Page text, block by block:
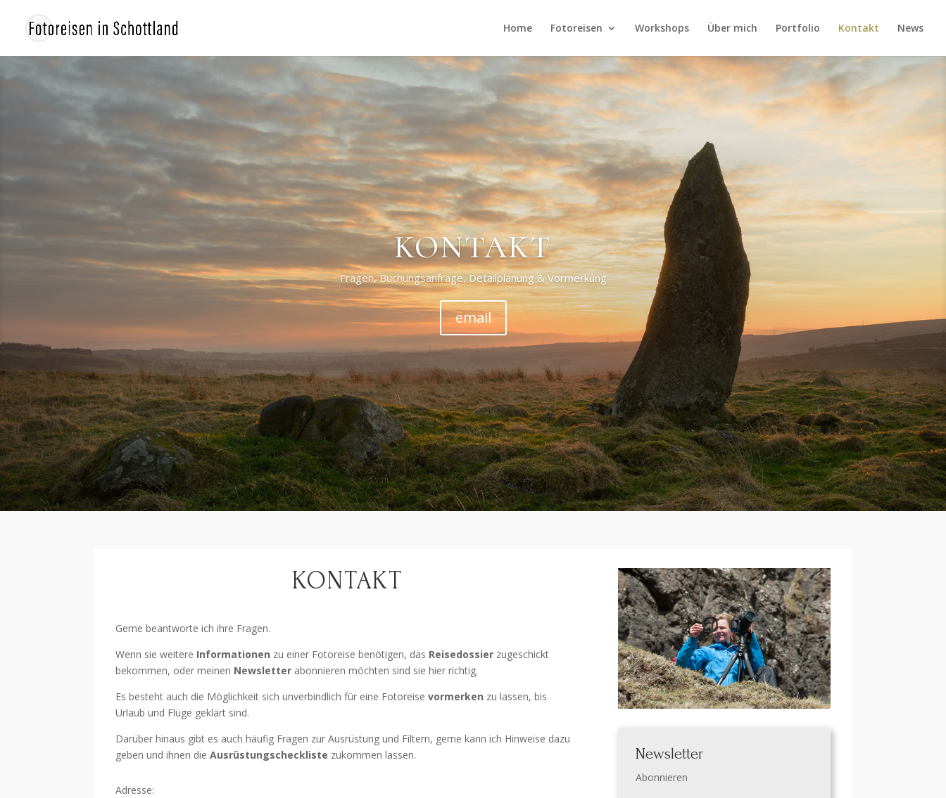
Home Fotoreisen Workshops Über mich Portfolio Kontakt News
KONTAKT
Fragen, Buchungsanfrage, Detailplanung & Vormerkung
email
KONTAKT
Gerne beantworte ich ihre Fragen.
Wenn sie weitere Informationen zu einer Fotoreise benötigen, das Reisedossier zugeschickt
bekommen, oder meinen Newsletter abonnieren möchten sind sie hier richtig.
Es besteht auch die Möglichkeit sich unverbindlich für eine Fotoreisevormerken zu lassen, bis
Urlaub und Flüge geklärt sind.
Darüber hinaus gibt es auch häufig Fragen zur Ausrüstung und Filtern, gerne kann ich Hinweise dazu
geben und ihnen dieAusrüstungscheckliste zukommen lassen.
Adresse:
Newsletter
Abonnieren